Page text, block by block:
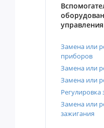
управления
Замена или
приборов
Замена или
Замена или
Регулировка
Замена или
зажигания